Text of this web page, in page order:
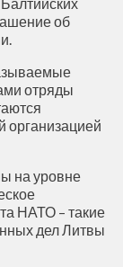
об
отряды
организацией
на уровне
НАТО – такие
дел Литвы